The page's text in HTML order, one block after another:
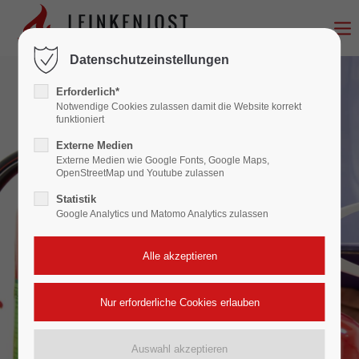
Login
Benutzername
Passwort
Anmelden
Register|Lost your password?
Support
Lorem ipsum dolor sit amet:
Datenschutzeinstellungen
Erforderlich*
Notwendige Cookies zulassen damit die Website korrekt
funktioniert
Externe Medien
Externe Medien wie Google Fonts, Google Maps,
OpenStreetMap und Youtube zulassen
Statistik
Google Analytics und Matomo Analytics zulassen